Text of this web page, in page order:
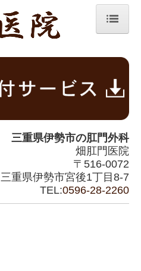
三重県伊勢市の肛門外科
畑肛門医院
〒516-0072
三重県伊勢市宮後1丁目8-7
TEL:0596-28-2260